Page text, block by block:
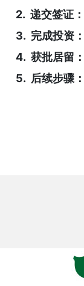
2. 递交签证：
3. 完成投资：
4. 获批居留：
5. 后续步骤：